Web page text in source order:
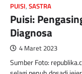
PUISI, SASTRA
Puisi:
Diagnosa
4 Maret 2023
Sumber Foto: